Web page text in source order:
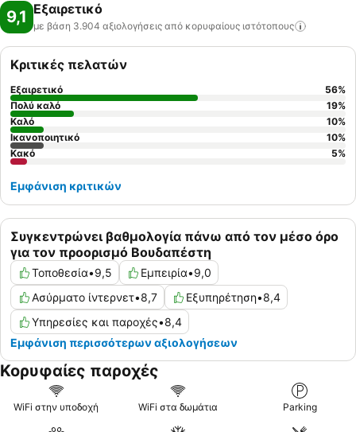
9,1 Εξαιρετικό
με βάση 3.904 αξιολογήσεις από κορυφαίους ιστότοπους
Συγκεντρώνει βαθμολογία πάνω από τον μέσο όρο
για τον προορισμό Βουδαπέστη
Τοποθεσία•9,5 Εμπειρία•9,0
Ασύρματο ίντερνετ•8,7 Εξυπηρέτηση•8,4
Υπηρεσίες και παροχές•8,4
Εμφάνιση περισσότερων αξιολογήσεων
Κριτικές πελατών
Εξαιρετικό 56%
Πολύ καλό
19%
Καλό
10%
Ικανοποιητικό
10%
Κακό
5%
Εμφάνιση κριτικών
Κορυφαίες παροχές
WiFi στην υποδοχή WiFi στα δωμάτια Parking